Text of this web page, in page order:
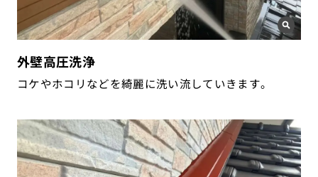
外壁高圧洗浄
コケやホコリなどを綺麗に洗い流していきます。